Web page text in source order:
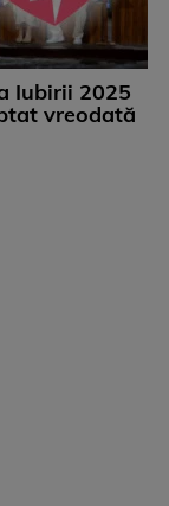
Iubirii 2025
vreodată